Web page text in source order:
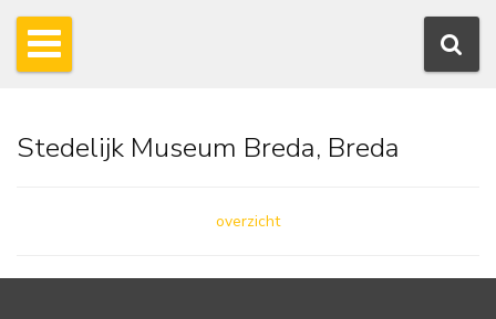
Stedelijk Museum Breda, Breda
overzicht